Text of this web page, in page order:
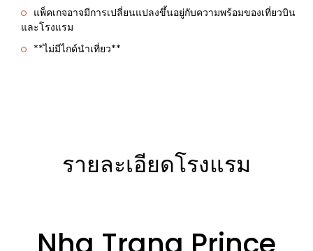
แพ็คเกจอาจมีการเปลี่ยนแปลงขึ้นอยู่กับความพร้อมของเที่ยวบิน
และโรงแรม
**ไม่มีไกด์นำเที่ยว**
รายละเอียดโรงแรม